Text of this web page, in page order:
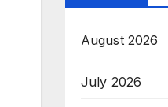
August 2026
July 2026